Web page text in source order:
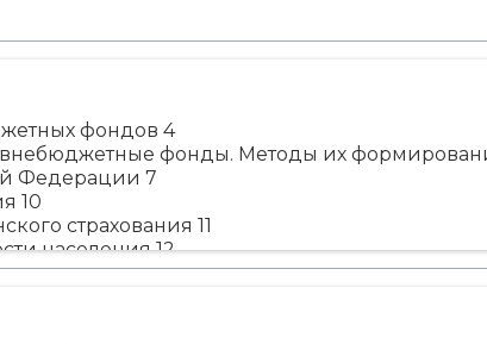
фондов 4
фонды. Методы их
Федерации 7
10
страхования 11
населения 12
14
18